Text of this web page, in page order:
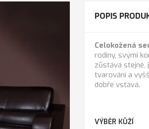
POPIS
Celokožená
rodiny, svými
zůstává stejné,
tvarování a
dobře vstává.
VÝBĚR KŮŽÍ